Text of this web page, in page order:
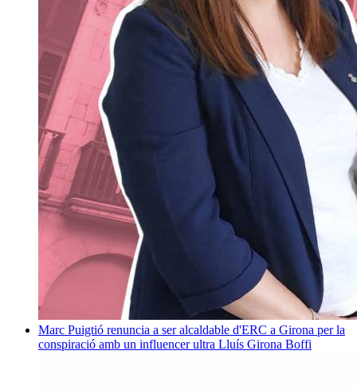
Marc Puigtió renuncia a ser alcaldable d'ERC a Girona per la
conspiració amb un influencer ultra Lluís Girona Boffi